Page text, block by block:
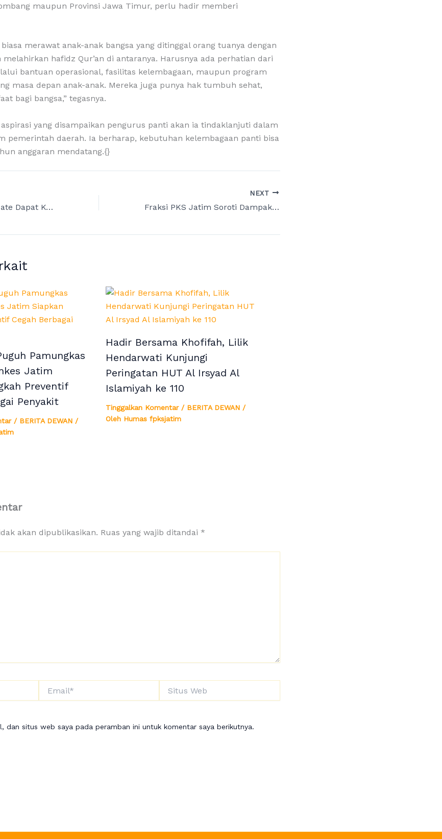
maupun Provinsi Jawa Timur, perlu hadir memberi
merawat anak-anak bangsa yang ditinggal orang tuanya dengan
melahirkan hafidz Qur’an di antaranya. Harusnya ada perhatian dari
bantuan operasional, fasilitas kelembagaan, maupun program
masa depan anak-anak. Mereka juga punya hak tumbuh sehat,
bagi bangsa,” tegasnya.
yang disampaikan pengurus panti akan ia tindaklanjuti dalam
pemerintah daerah. Ia berharap, kebutuhan kelembagaan panti bisa
anggaran mendatang.{}
20 Ribu Fresh Graduate Dapat Kesempatan Magang, Puguh DPRD Jatim Berharap Jadi Solusi Banyaknya Pengangguran
NEXT
Fraksi PKS Jatim Soroti Dampak Pencabutan Enam Perda, Minta Evaluasi Lebih Komprehensif
Pamungkas
Jatim
Preventif
Penyakit
/ BERITA DEWAN /
Hadir Bersama Khofifah, Lilik
Hendarwati Kunjungi
Peringatan HUT Al Irsyad Al
Islamiyah ke 110
Tinggalkan Komentar / BERITA DEWAN/
Oleh Humas fpksjatim
akan dipublikasikan. Ruas yang wajib ditandai *
Web
dan situs web saya pada peramban ini untuk komentar saya berikutnya.